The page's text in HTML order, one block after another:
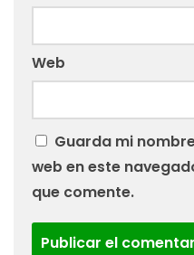
Web
Guarda mi
web en este
que comente.